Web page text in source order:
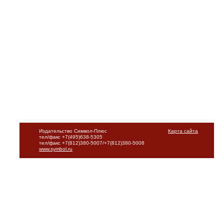
Карта сайта
Издательство Символ-Плюс
тел/факс +7(495)638-5305
тел/факс +7(812)380-5007/+7(812)380-5008
www.symbol.ru